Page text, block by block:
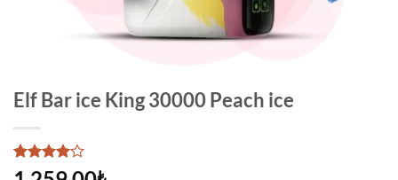
Elf Bar ice King 30000 Peach ice
1
müşteri